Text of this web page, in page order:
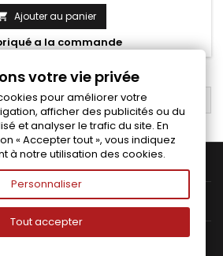
Ajouter au panier
a la commande
RETOUR EN HAUT


votre vie privée
pour améliorer votre
afficher des publicités ou du
et analyser le trafic du site. En
« Accepter tout », vous indiquez
à notre utilisation des cookies.
Personnaliser
Tout accepter